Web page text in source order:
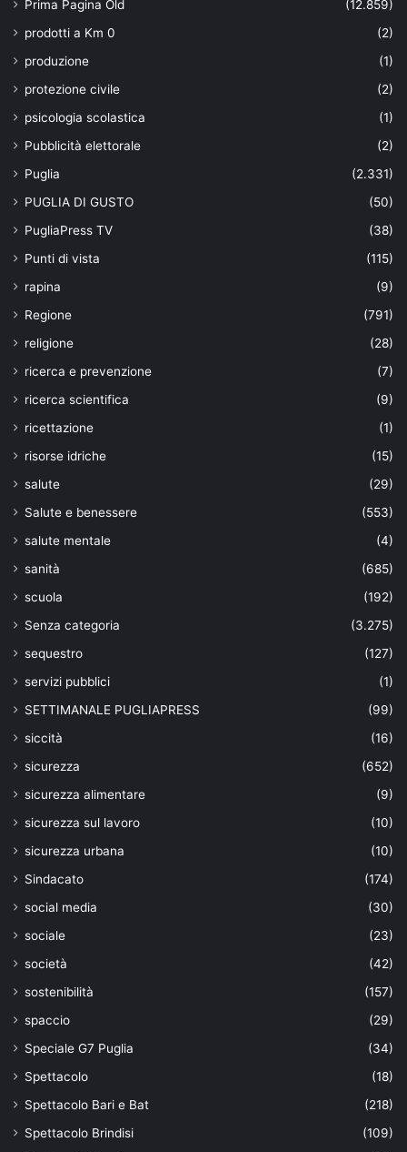
Prima Pagina Old
(12.859)
prodotti a Km 0
(2)
produzione
(1)
protezione civile
(2)
psicologia scolastica
(1)
Pubblicità elettorale
(2)
Puglia
(2.331)
PUGLIA DI GUSTO
(50)
PugliaPress TV
(38)
Punti di vista
(115)
rapina
(9)
Regione
(791)
religione
(28)
ricerca e prevenzione
(7)
ricerca scientifica
(9)
ricettazione
(1)
risorse idriche
(15)
salute
(29)
Salute e benessere
(553)
salute mentale
(4)
sanità
(685)
scuola
(192)
Senza categoria
(3.275)
sequestro
(127)
servizi pubblici
(1)
SETTIMANALE PUGLIAPRESS
(99)
siccità
(16)
sicurezza
(652)
sicurezza alimentare
(9)
sicurezza sul lavoro
(10)
sicurezza urbana
(10)
Sindacato
(174)
social media
(30)
sociale
(23)
società
(42)
sostenibilità
(157)
spaccio
(29)
Speciale G7 Puglia
(34)
Spettacolo
(18)
Spettacolo Bari e Bat
(218)
Spettacolo Brindisi
(109)